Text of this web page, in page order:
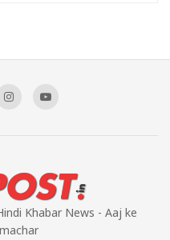
Khabar News - Aaj ke